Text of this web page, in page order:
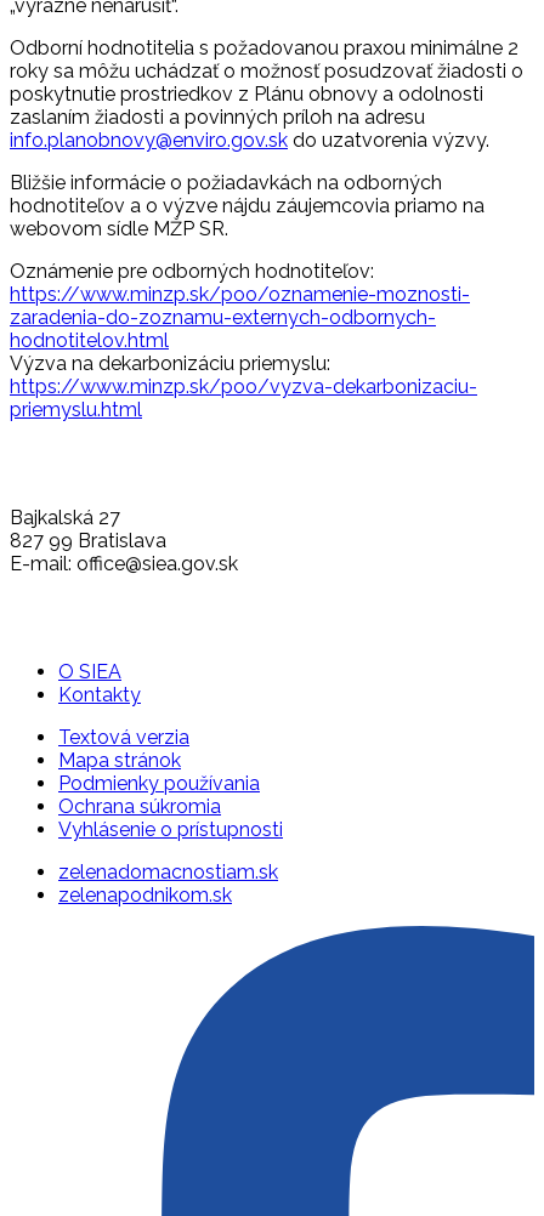
„výrazne nenarušiť“.
Odborní hodnotitelia s požadovanou praxou minimálne 2
roky sa môžu uchádzať o možnosť posudzovať žiadosti o
poskytnutie prostriedkov z Plánu obnovy a odolnosti
zaslaním žiadosti a povinných príloh na adresu
info.planobnovy@enviro.gov.sk do uzatvorenia výzvy.
Bližšie informácie o požiadavkách na odborných
hodnotiteľov a o výzve nájdu záujemcovia priamo na
webovom sídle MŽP SR.
Oznámenie pre odborných hodnotiteľov:
https://www.minzp.sk/poo/oznamenie-moznosti-
zaradenia-do-zoznamu-externych-odbornych-
hodnotitelov.html
Výzva na dekarbonizáciu priemyslu:
https://www.minzp.sk/poo/vyzva-dekarbonizaciu-
priemyslu.html
Bajkalská 27
827 99 Bratislava
E-mail: office@siea.gov.sk
O SIEA
Kontakty
Textová verzia
Mapa stránok
Podmienky používania
Ochrana súkromia
Vyhlásenie o prístupnosti
zelenadomacnostiam.sk
zelenapodnikom.sk